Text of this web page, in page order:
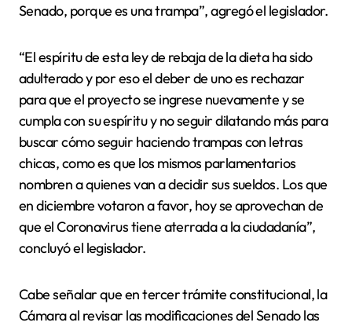
Senado, porque es una trampa”, agregó el legislador.
“El espíritu de esta ley de rebaja de la dieta ha sido
adulterado y por eso el deber de uno es rechazar
para que el proyecto se ingrese nuevamente y se
cumpla con su espíritu y no seguir dilatando más para
buscar cómo seguir haciendo trampas con letras
chicas, como es que los mismos parlamentarios
nombren a quienes van a decidir sus sueldos. Los que
en diciembre votaron a favor, hoy se aprovechan de
que el Coronavirus tiene aterrada a la ciudadanía”,
concluyó el legislador.
Cabe señalar que en tercer trámite constitucional, la
Cámara al revisar las modificaciones del Senado las